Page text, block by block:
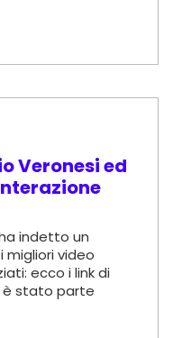
Veronesi ed
indetto un
migliori video
ecco i link di
è stato parte